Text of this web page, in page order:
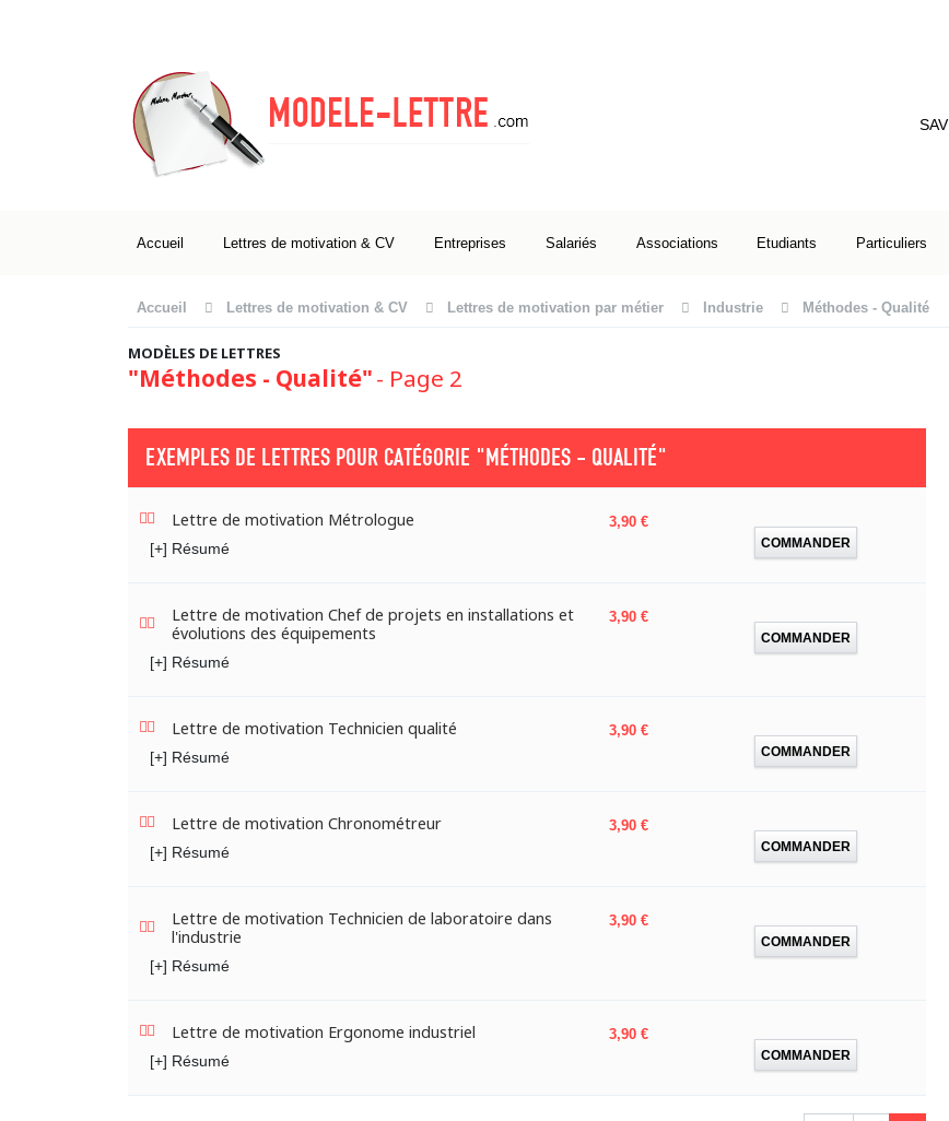
SAV
Accueil Lettres de motivation & CV Entreprises Salariés Associations Etudiants Particuliers
Accueil Lettres de motivation & CV Lettres de motivation par métier Industrie Méthodes - Qualité
MODÈLES DE LETTRES
"Méthodes - Qualité"- Page 2
EXEMPLES DE LETTRES POUR CATÉGORIE "MÉTHODES - QUALITÉ"
Lettre de motivation Métrologue
[+] Résumé
Prix
3,90 €
COMMANDER
Lettre de motivation Chef de projets en installations et
évolutions des équipements
[+] Résumé
Prix
3,90 €
COMMANDER
Lettre de motivation Technicien qualité
[+] Résumé
Prix
3,90 €
COMMANDER
Lettre de motivation Chronométreur
[+] Résumé
Prix
3,90 €
COMMANDER
Lettre de motivation Technicien de laboratoire dans
l'industrie
[+] Résumé
Prix
3,90 €
COMMANDER
Lettre de motivation Ergonome industriel
[+] Résumé
Prix
3,90 €
COMMANDER